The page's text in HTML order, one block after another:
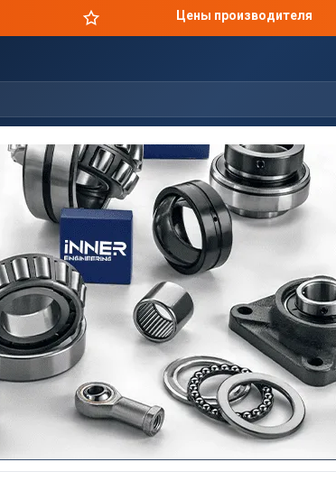
Оригинальная продукция в